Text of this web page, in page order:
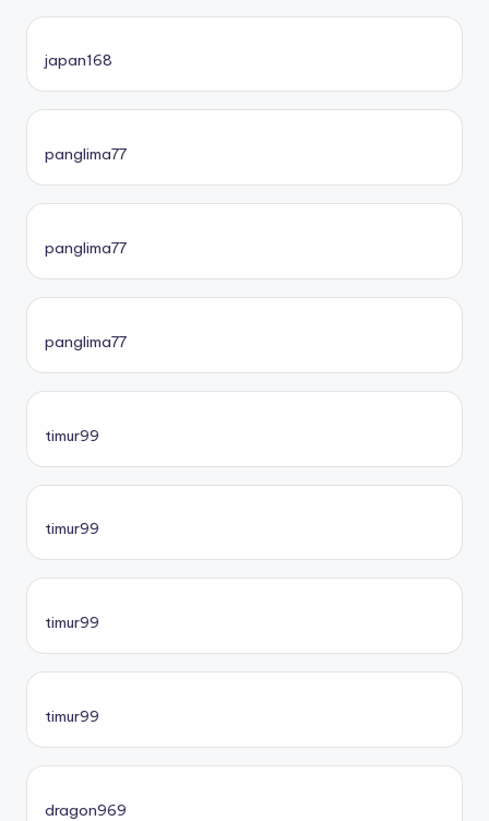
japan168
panglima77
panglima77
panglima77
timur99
timur99
timur99
timur99
dragon969